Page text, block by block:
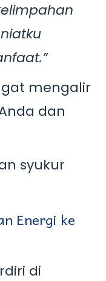
mengalir
dan
syukur
Energi ke
di